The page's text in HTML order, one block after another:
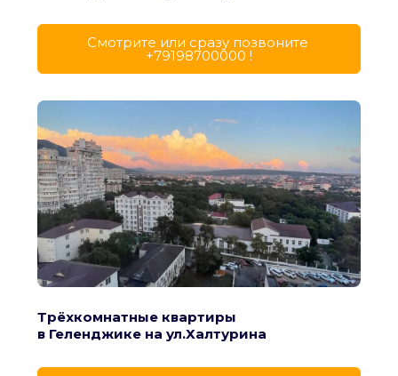
Cмотрите или сразу позвоните
+79198700000 !
Трёхкомнатные квартиры
в Геленджике на ул.Халтурина